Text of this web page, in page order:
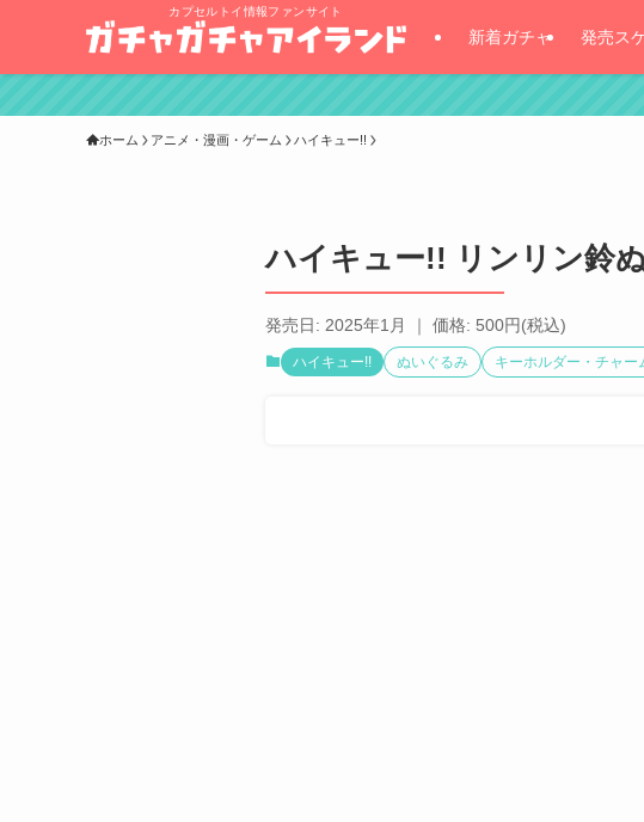
カプセルトイ情報ファンサイト
新着ガチャ 発売ス
ホーム アニメ・漫画・ゲーム ハイキュー!!
ハイキュー!! リンリン鈴
発売日: 2025年1月 ｜ 価格: 500円(税込)
ハイキュー!! ぬいぐるみ キーホルダー・チャー